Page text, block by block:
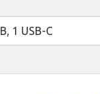
1 USB-C